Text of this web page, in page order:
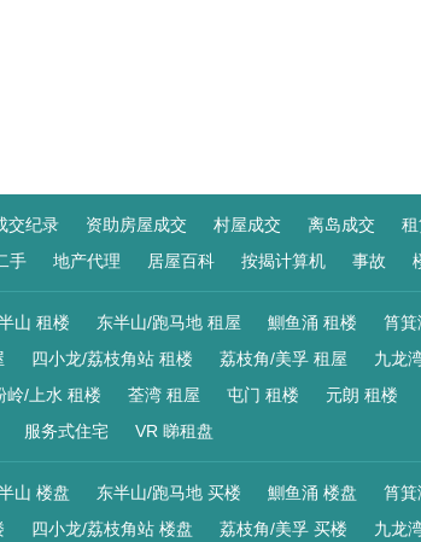
交纪录 资助房屋成交 村屋成交 离岛成交
手 地产代理 居屋百科 按揭计算机 事故
山 租楼 东半山/跑马地 租屋 鰂鱼涌 租楼
筲箕
四小龙/荔枝角站 租楼 荔枝角/美孚 租屋 九龙
岭/上水 租楼 荃湾 租屋 屯门 租楼 元朗 租楼
服务式住宅 VR 睇租盘
山 楼盘 东半山/跑马地 买楼 鰂鱼涌 楼盘
筲箕
四小龙/荔枝角站 楼盘 荔枝角/美孚 买楼 九龙